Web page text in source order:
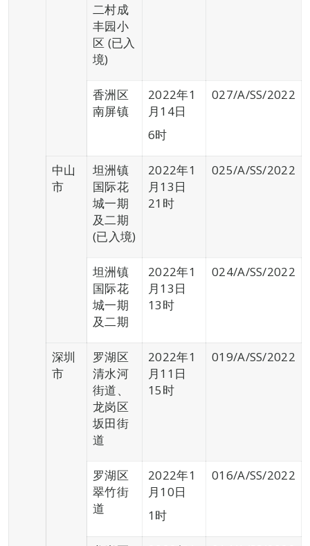
二村成
丰园小
区 (已入
境)
香洲区
南屏镇
2022年1
月14日
6时
027/A/SS/2022
中山
市
坦洲镇
国际花
城一期
及二期
(已入境)
2022年1
月13日
21时
025/A/SS/2022
坦洲镇
国际花
城一期
及二期
2022年1
月13日
13时
024/A/SS/2022
深圳
市
罗湖区
清水河
街道、
龙岗区
坂田街
道
2022年1
月11日
15时
019/A/SS/2022
罗湖区
翠竹街
道
2022年1
月10日
1时
016/A/SS/2022